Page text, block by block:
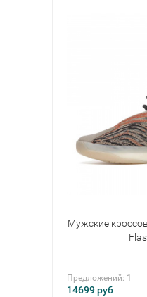
Мужские
Предложений: 1
14699руб